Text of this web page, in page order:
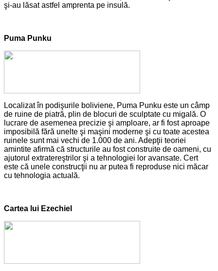
şi-au lăsat astfel amprenta pe insulă.
Puma Punku
Localizat în podişurile boliviene, Puma Punku este un câmp
de ruine de piatră, plin de blocuri de sculptate cu migală. O
lucrare de asemenea precizie şi amploare, ar fi fost aproape
imposibilă fără unelte şi maşini moderne şi cu toate acestea
ruinele sunt mai vechi de 1.000 de ani. Adepţii teoriei
amintite afirmă că structurile au fost construite de oameni, cu
ajutorul extratereştrilor şi a tehnologiei lor avansate. Cert
este că unele construcţii nu ar putea fi reproduse nici măcar
cu tehnologia actuală.
Cartea lui Ezechiel